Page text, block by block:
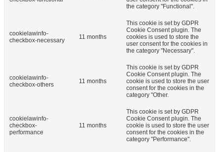
the category "Functional".
cookielawinfo-
checkbox-necessary
11 months
This cookie is set by GDPR
Cookie Consent plugin. The
cookies is used to store the
user consent for the cookies in
the category "Necessary".
cookielawinfo-
checkbox-others
11 months
This cookie is set by GDPR
Cookie Consent plugin. The
cookie is used to store the user
consent for the cookies in the
category "Other.
cookielawinfo-
checkbox-
performance
11 months
This cookie is set by GDPR
Cookie Consent plugin. The
cookie is used to store the user
consent for the cookies in the
category "Performance".